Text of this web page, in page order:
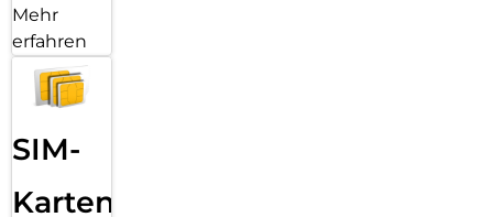
Mehr
erfahren
SIM-
Karten